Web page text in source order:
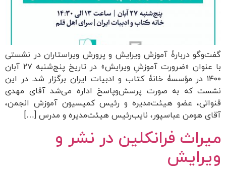
گفت‌وگو دربارۀ آموزش ویرایش و پرورش ویراستاران در نشستی
با عنوان «ضرورت آموزشِ ویرایش» در تاریخ پنج‌شنبه ۲۷ آبان
۱۴۰۰ در مؤسسۀ خانۀ کتاب و ادبیات ایران برگزار شد. در این
نشست که به صورت پرسش‌وپاسخ‌ اداره می‌شد آقای مهدی
قنواتی، عضو هیئت‌مدیره و رئیس کمیسیون آموزش انجمن،
آقای هومن عباسپور، نایب‌رئیس هیئت‌مدیره و مدرس […]
میراث فرانکلین در نشر و
ویرایش